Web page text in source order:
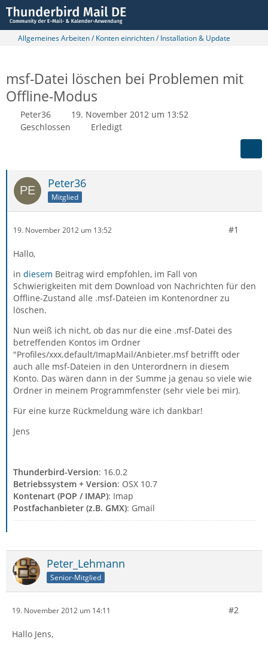
Allgemeines Arbeiten / Konten einrichten / Installation & Update
msf-Datei löschen bei Problemen mit
Offline-Modus
Peter36
19. November 2012 um 13:52
Geschlossen
Erledigt
Peter36
Mitglied
19. November 2012 um 13:52 #1
Hallo,
in diesem Beitrag wird empfohlen, im Fall von
Schwierigkeiten mit dem Download von Nachrichten für den
Offline-Zustand alle .msf-Dateien im Kontenordner zu
löschen.
Nun weiß ich nicht, ob das nur die eine .msf-Datei des
betreffenden Kontos im Ordner
"Profiles/xxx.default/ImapMail/Anbieter.msf betrifft oder
auch alle msf-Dateien in den Unterordnern in diesem
Konto. Das wären dann in der Summe ja genau so viele wie
Ordner in meinem Programmfenster (sehr viele bei mir).
Für eine kurze Rückmeldung wäre ich dankbar!
Jens
Thunderbird-Version: 16.0.2
Betriebssystem + Version: OSX 10.7
Kontenart (POP / IMAP): Imap
Postfachanbieter (z.B. GMX): Gmail
Peter_Lehmann
Senior-Mitglied
19. November 2012 um 14:11 #2
Hallo Jens,